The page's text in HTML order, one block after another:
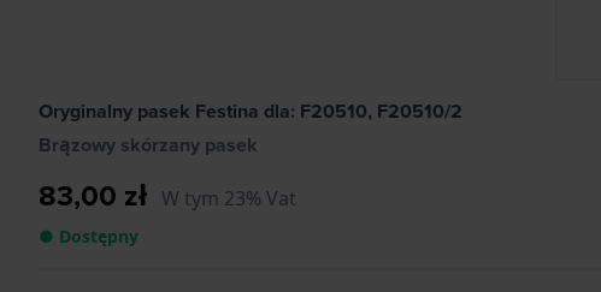
Oryginalny pasek Festina dla: F20510, F20510/2
Brązowy skórzany pasek
83,00 zł W tym 23% Vat
● Dostępny